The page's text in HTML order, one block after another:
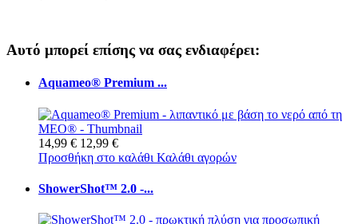
Αυτό μπορεί επίσης να σας ενδιαφέρει:
Aquameo® Premium ...
14,99 € 12,99 €
Προσθήκη στο καλάθι Καλάθι αγορών
ShowerShot™ 2.0 -...